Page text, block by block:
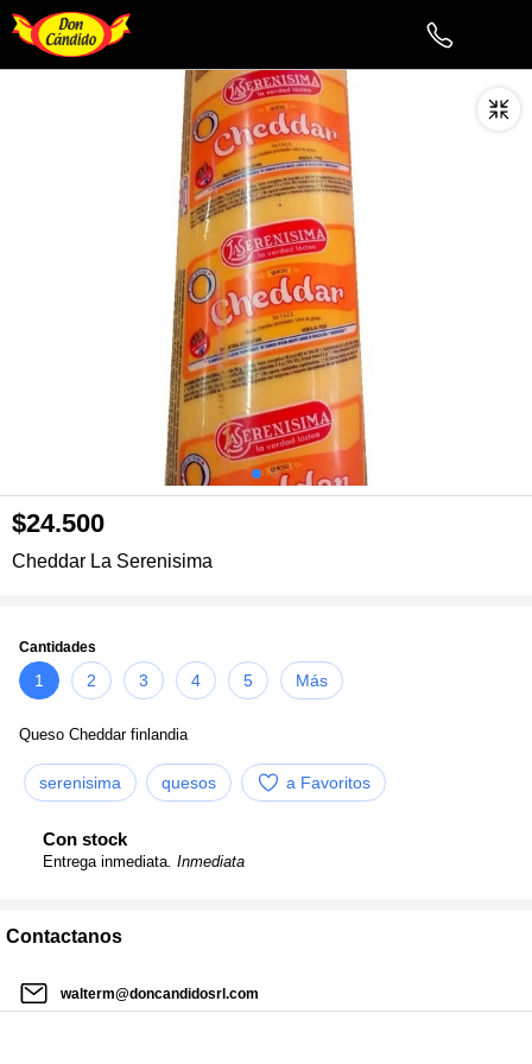
$24.500
Cheddar La Serenisima
Cantidades
1 2 3 4 5 Más
Queso Cheddar finlandia
serenisima quesos a Favoritos
Con stock
Entrega inmediata . Inmediata
Contactanos
walterm@doncandidosrl.com